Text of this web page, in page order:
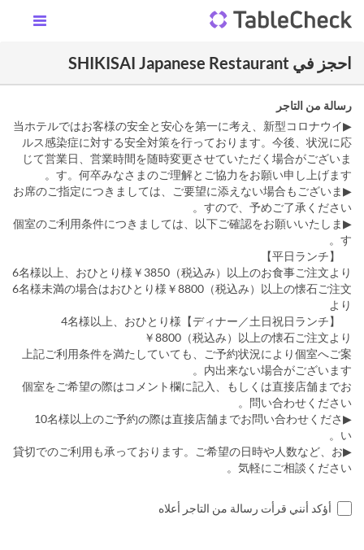
احجز في SHIKISAI Japanese Restaurant
رسالة من التاجر
▶当ホテルではお客様の安全と安心を第一に考え、新型コロナウイ
ルス感染症に対する安全対策を行っております。今後、状況に応
じて営業日、営業時間を随時変更させていただく場合がございま
す。何卒みなさまのご理解とご協力をお願い申し上げます。
▶お席のご指定につきましては、ご要望に添えない場合もございま
すので、予めご了承ください。
▶個室のご利用条件につきましては、以下ご確認をお願いいたしま
す。
【平日ランチ】
6名様以上、おひとり様￥3850（税込み）以上のお食事ご注文より
6名様未満の場合はおひとり様￥8800（税込み）以上の懐石ご注文
より
【ディナー／土日祝日ランチ】4名様以上、おひとり様
￥8800（税込み）以上の懐石ご注文より
上記ご利用条件を満たしていても、ご予約状況により個室へご案
内出来ない場合がございます。
個室をご希望の際はコメント欄に記入、もしくは直接店舗までお
問い合わせください。
▶10名様以上のご予約の際は直接店舗までお問い合わせくださ
い。
▶貸切でのご利用も承っております。ご希望の日時や人数など、お
気軽にご相談ください。
أؤكد أنني قرأت رسالة من التاجر أعلاه